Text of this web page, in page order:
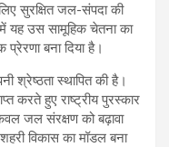
सुरक्षित जल-संपदा की
यह उस सामूहिक चेतना का
बना दिया है।
श्रेष्ठता स्थापित की है।
करते हुए राष्ट्रीय पुरस्कार
जल संरक्षण को बढ़ावा
विकास का मॉडल बना